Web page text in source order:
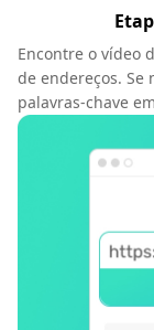
Encontre o vídeo
de endereços. Se
palavras-chave